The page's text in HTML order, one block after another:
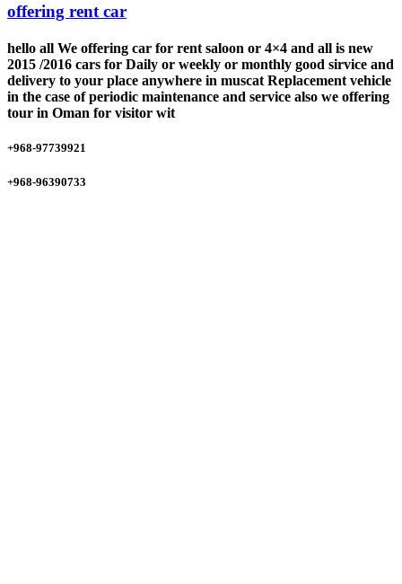
offering rent car
hello all We offering car for rent saloon or 4×4 and all is new
2015 /2016 cars for Daily or weekly or monthly good sirvice and
delivery to your place anywhere in muscat Replacement vehicle
in the case of periodic maintenance and service also we offering
tour in Oman for visitor wit
+968-97739921
+968-96390733